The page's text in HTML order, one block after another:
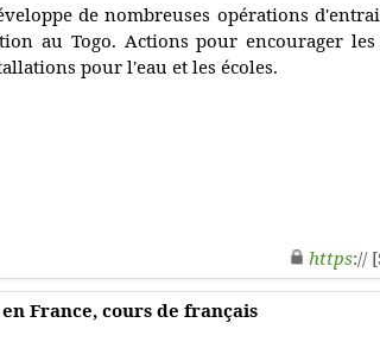
de nombreuses opérations
au Togo. Actions pour encourager
pour l'eau et les écoles.
https://
France, cours de français